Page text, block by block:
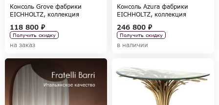
Консоль Grove фабрики
EICHHOLTZ, коллекция
118 800 ₽
Получить скидку
на заказ
Консоль Azura фабрики
EICHHOLTZ, коллекция
246 800 ₽
Получить скидку
в наличии